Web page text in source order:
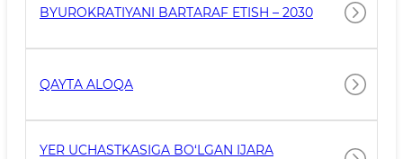
BYUROKRATIYANI BARTARAF ETISH – 2030
QAYTA ALOQA
YER UCHASTKASIGA BO‘LGAN IJARA